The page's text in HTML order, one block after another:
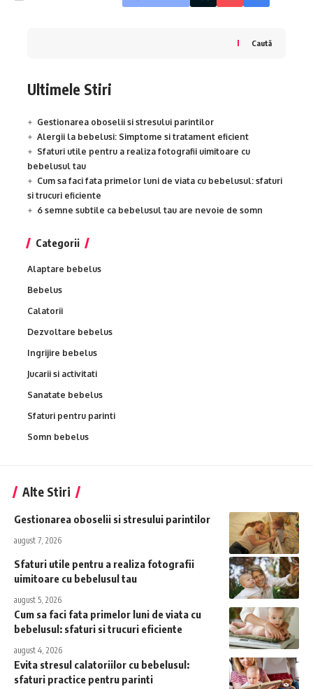
Caută
Ultimele Stiri
Gestionarea oboselii si stresului parintilor
Alergii la bebelusi: Simptome si tratament eficient
Sfaturi utile pentru a realiza fotografii uimitoare cu
bebelusul tau
Cum sa faci fata primelor luni de viata cu bebelusul: sfaturi
si trucuri eficiente
6 semne subtile ca bebelusul tau are nevoie de somn
Categorii
Alaptare bebelus
Bebelus
Calatorii
Dezvoltare bebelus
Ingrijire bebelus
Jucarii si activitati
Sanatate bebelus
Sfaturi pentru parinti
Somn bebelus
Alte Stiri
Gestionarea oboselii si stresului parintilor
august 7, 2026
Sfaturi utile pentru a realiza fotografii
uimitoare cu bebelusul tau
august 5, 2026
Cum sa faci fata primelor luni de viata cu
bebelusul: sfaturi si trucuri eficiente
august 4, 2026
Evita stresul calatoriilor cu bebelusul:
sfaturi practice pentru parinti